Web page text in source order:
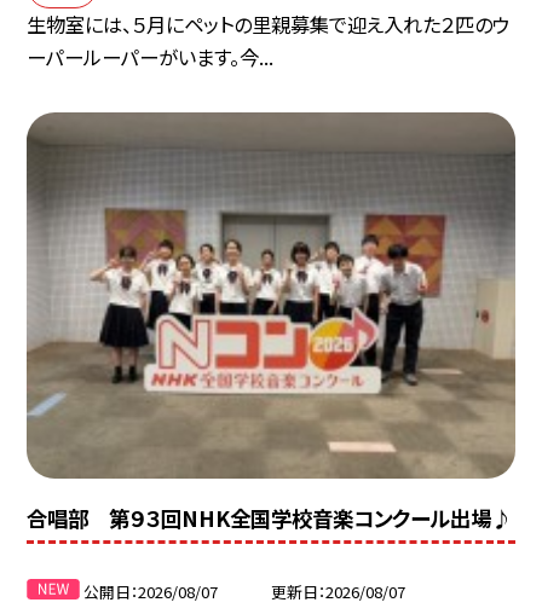
生物室には、５月にペットの里親募集で迎え入れた２匹のウ
ーパールーパーがいます。今...
合唱部 第９３回NHK全国学校音楽コンクール出場♪
公開日 2026/08/07 更新日 2026/08/07